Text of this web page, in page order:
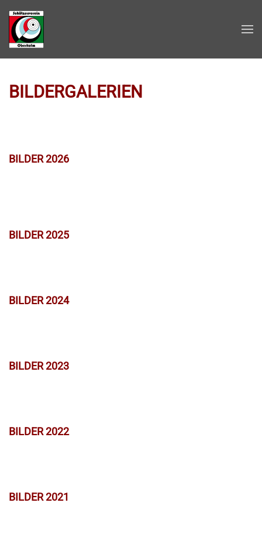
Zum Hauptinhalt springen
BILDERGALERIEN
BILDER 2026
BILDER 2025
BILDER 2024
BILDER 2023
BILDER 2022
BILDER 2021